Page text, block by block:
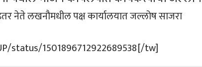
नेते लखनौमधील पक्ष कार्यालयात जल्लोष साजरा
status/1501896712922689538[/tw]